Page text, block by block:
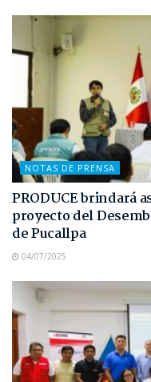
NOTAS DE PRENSA
PRODUCE brindará
proyecto del
de Pucallpa
04/07/2025